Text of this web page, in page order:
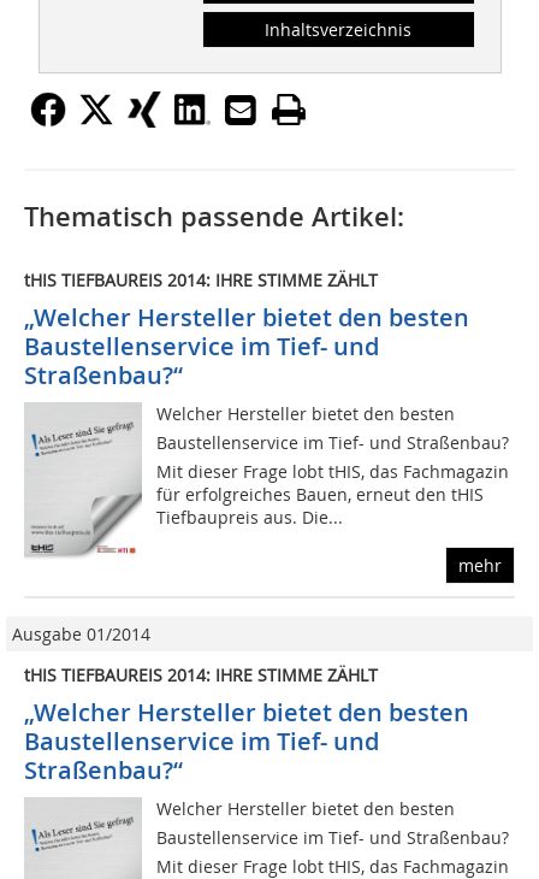
Inhaltsverzeichnis
Thematisch passende Artikel:
tHIS TIEFBAUREIS 2014: IHRE STIMME ZÄHLT
„Welcher Hersteller bietet den besten
Baustellenservice im Tief- und
Straßenbau?“
Welcher Hersteller bietet den besten
Baustellenservice im Tief- und Straßenbau?
Mit dieser Frage lobt tHIS, das Fachmagazin
für erfolgreiches Bauen, erneut den tHIS
Tiefbaupreis aus. Die...
mehr
Ausgabe 01/2014
tHIS TIEFBAUREIS 2014: IHRE STIMME ZÄHLT
„Welcher Hersteller bietet den besten
Baustellenservice im Tief- und
Straßenbau?“
Welcher Hersteller bietet den besten
Baustellenservice im Tief- und Straßenbau?
Mit dieser Frage lobt tHIS, das Fachmagazin